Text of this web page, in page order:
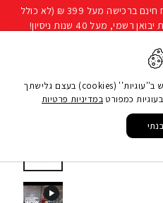
אספקה מהירה לכל הארץ - משלוח חינם ברכישה מעל 399 ₪ (לא כולל
מעל 40 שנות ניסיון!
/שק חול/כח /
בעת השימוש באתר אנו עושים שימוש ב''עוגיות'' (cookies) בעצם גלישתך
כמפורט במדיניות פרטיות